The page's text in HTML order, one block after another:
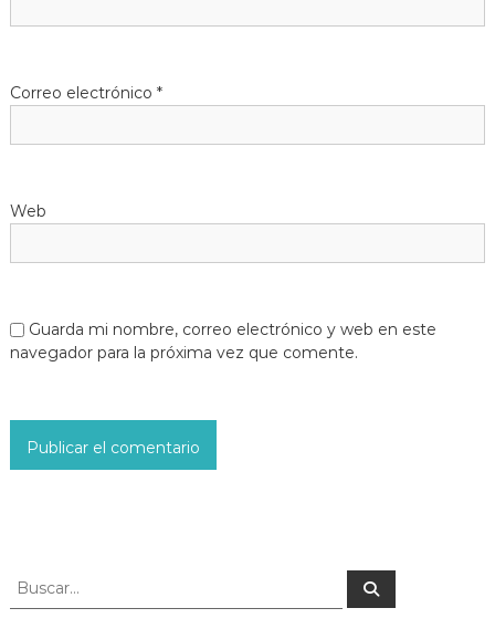
Correo electrónico *
Web
Guarda mi nombre, correo electrónico y web en este
navegador para la próxima vez que comente.